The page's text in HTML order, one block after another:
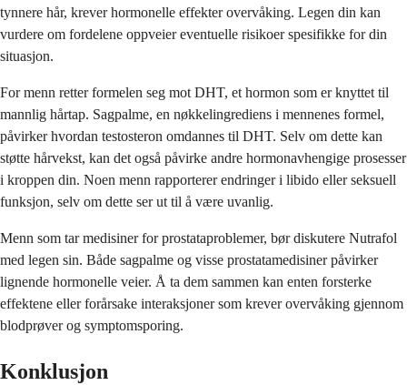
tynnere hår, krever hormonelle effekter overvåking. Legen din kan
vurdere om fordelene oppveier eventuelle risikoer spesifikke for din
situasjon.
For menn retter formelen seg mot DHT, et hormon som er knyttet til
mannlig hårtap. Sagpalme, en nøkkelingrediens i mennenes formel,
påvirker hvordan testosteron omdannes til DHT. Selv om dette kan
støtte hårvekst, kan det også påvirke andre hormonavhengige prosesser
i kroppen din. Noen menn rapporterer endringer i libido eller seksuell
funksjon, selv om dette ser ut til å være uvanlig.
Menn som tar medisiner for prostataproblemer, bør diskutere Nutrafol
med legen sin. Både sagpalme og visse prostatamedisiner påvirker
lignende hormonelle veier. Å ta dem sammen kan enten forsterke
effektene eller forårsake interaksjoner som krever overvåking gjennom
blodprøver og symptomsporing.
Konklusjon